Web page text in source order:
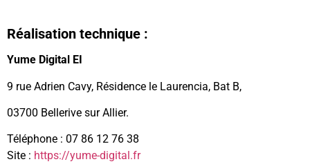
Réalisation technique :
Yume Digital EI
9 rue Adrien Cavy, Résidence le Laurencia, Bat B,
03700 Bellerive sur Allier.
Téléphone : 07 86 12 76 38
Site : https://yume-digital.fr